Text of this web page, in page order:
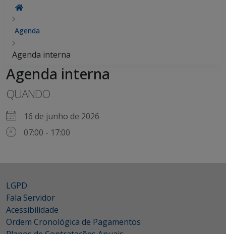
Agenda
Agenda interna
Agenda interna
QUANDO
16 de junho de 2026
07:00 - 17:00
LGPD
Fala Servidor
Acessibilidade
Ordem Cronológica de Pagamentos